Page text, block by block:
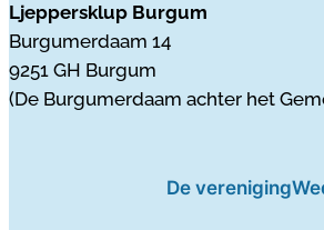
Ljeppersklup Burgum
Burgumerdaam 14
9251 GH Burgum
(De Burgumerdaam achter het
De vereniging